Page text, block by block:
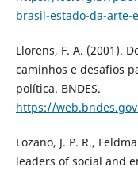
brasil-estado-da-arte-
Llorens, F. A. (2001).
caminhos e desafios
política. BNDES.
https://
Lozano, J. P. R.,
leaders of social and